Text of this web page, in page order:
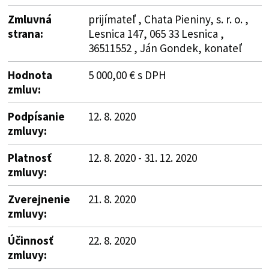
Zmluvná
strana:
prijímateľ , Chata Pieniny, s. r. o. ,
Lesnica 147, 065 33 Lesnica ,
36511552 , Ján Gondek, konateľ
Hodnota
zmluv:
5 000,00 € s DPH
Podpísanie
zmluvy:
12. 8. 2020
Platnosť
zmluvy:
12. 8. 2020 - 31. 12. 2020
Zverejnenie
zmluvy:
21. 8. 2020
Účinnosť
zmluvy:
22. 8. 2020